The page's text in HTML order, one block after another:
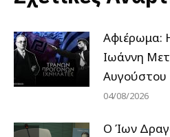
Αφιέρωμα:
Ιωάννη
Αυγούστου
04/08/2026
Ο Ίων